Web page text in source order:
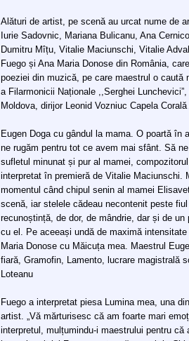
Alături de artist, pe scenă au urcat nume de
Iurie Sadovnic, Mariana Bulicanu, Ana
Dumitru Mîțu, Vitalie Maciunschi, Vitalie
Fuego și Ana Maria Donose din România,
poeziei din muzică, pe care maestrul o
a Filarmonicii Naționale ,,Serghei
Moldova, dirijor Leonid Vozniuc Capela
Eugen Doga cu gândul la mama. O poartă
ne rugăm pentru tot ce avem mai sfânt. Să
sufletul minunat și pur al mamei,
interpretat în premieră de Vitalie Maciunschi.
momentul când chipul senin al mamei
scenă, iar stelele cădeau necontenit peste
recunoștință, de dor, de mândrie, dar și de
cu el. Pe aceeași undă de maximă
Maria Donose cu Măicuța mea. Maestrul
fiară, Gramofin, Lamento, lucrare magistrală
Loteanu
Fuego a interpretat piesa Lumina mea, una
artist. „Vă mărturisesc că am foarte mari
interpretul, mulțumindu-i maestrului pentru